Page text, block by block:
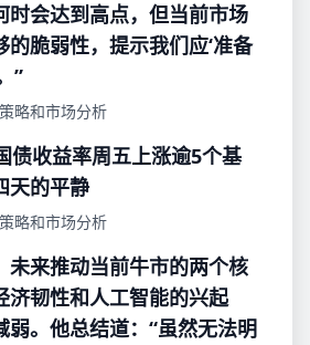
时会达到高点，但当前市场
的脆弱性，提示我们应‘准备
”
略和市场分析
债收益率周五上涨逾5个基
天的平静
略和市场分析
未来推动当前牛市的两个核
韧性和人工智能的兴起
。他总结道：“虽然无法明